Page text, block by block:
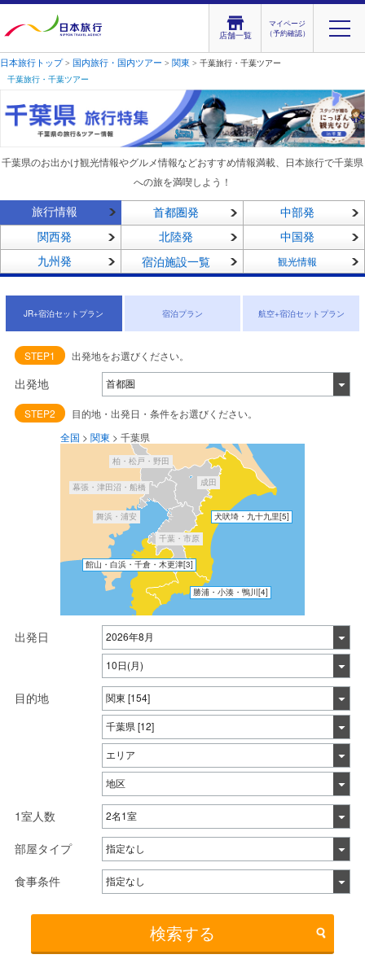
店舗一覧
マイページ
（予約確認）
日本旅行トップ> 国内旅行・国内ツアー > 関東 > 千葉旅行・千葉ツアー
千葉旅行・千葉ツアー
千葉県のお出かけ観光情報やグルメ情報などおすすめ情報満載、日本旅行で千葉県
への旅を満喫しよう！
旅行情報 首都圏発
中部発
関西発
北陸発
中国発
九州発
宿泊施設一覧 観光情報
JR+宿泊セットプラン 宿泊プラン 航空+宿泊セットプラン
STEP1 出発地をお選びください。
出発地
STEP2
目的地・出発日・条件をお選びください。
全国 > 関東 > 千葉県
柏・松戸・野田
成田
幕張・津田沼・船橋
舞浜・浦安
館山・白浜・千倉・木更津[3]
勝浦・小湊・鴨川[4]
犬吠埼・九十九里[5]
千葉・市原
出発日
目的地
1室人数
部屋タイプ
食事条件
検索する